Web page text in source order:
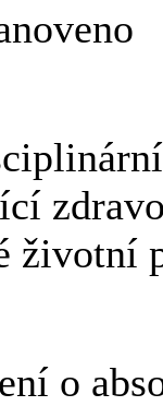
životní
o